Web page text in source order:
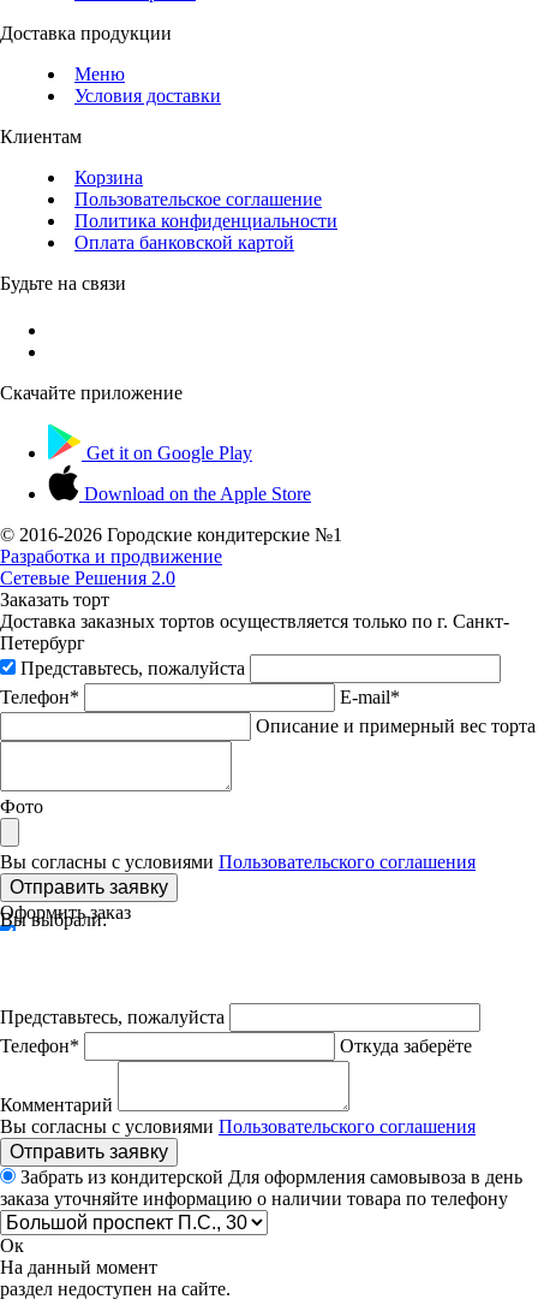
Доставка продукции
Меню
Условия доставки
Клиентам
Корзина
Пользовательское соглашение
Политика конфиденциальности
Оплата банковской картой
Будьте на связи
Скачайте приложение
Get it on Google Play
Download on the Apple Store
© 2016-2026 Городские кондитерские №1
Разработка и продвижение
Сетевые Решения 2.0
Заказать торт
Доставка заказных тортов осуществляется только по г. Санкт-
Петербург
Представьтесь, пожалуйста
Телефон*
E-mail*
Описание и примерный вес торта
Фото
Вы согласны с условиями Пользовательского соглашения
Отправить заявку
Оформить заказ
Вы выбрали:
Представьтесь, пожалуйста
Телефон*
Откуда заберёте
Комментарий
Вы согласны с условиями Пользовательского соглашения
Отправить заявку
Забрать из кондитерской Для оформления самовывоза в день
заказа уточняйте информацию о наличии товара по телефону
Ок
На данный момент
раздел недоступен на сайте.